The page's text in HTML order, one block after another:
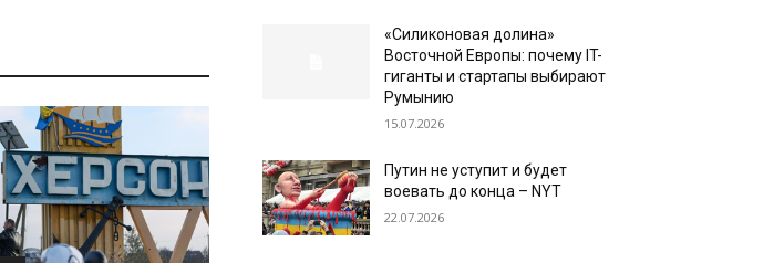
«Силиконовая долина»
Восточной Европы: почему IT-
гиганты и стартапы выбирают
Румынию
15.07.2026
Путин не уступит и будет
воевать до конца – NYT
22.07.2026